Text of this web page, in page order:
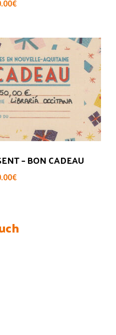
€
– BON CADEAU
€